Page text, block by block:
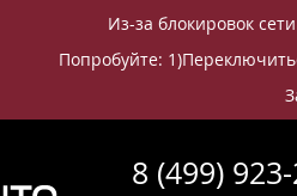
Из-за блокировок
Попробуйте:
8 (499)